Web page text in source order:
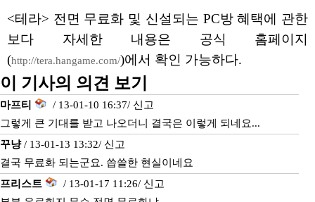
<테라> 전면 무료화 및 신설되는 PC방 혜택에 관한
보다 자세한 내용은 공식 홈페이지
(http://tera.hangame.com/)에서 확인 가능하다.
이 기사의 의견 보기
마프티 / 13-01-10 16:37/ 신고
그렇게 큰 기대를 받고 나오더니 결국은 이렇게 되네요...
꾸냥/ 13-01-13 13:32/ 신고
결국 무료화 되는군요. 씁쓸한 현실이네요
프리스트
/ 13-01-17 11:26/ 신고